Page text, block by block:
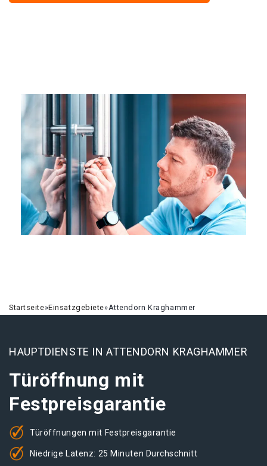
Startseite»Einsatzgebiete»Attendorn Kraghammer
HAUPTDIENSTE IN ATTENDORN KRAGHAMMER
Türöffnung mit
Festpreisgarantie
Türöffnungen mit Festpreisgarantie
Niedrige Latenz: 25 Minuten Durchschnitt